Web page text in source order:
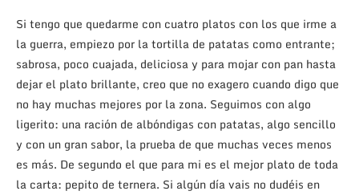
Si tengo que quedarme con cuatro platos con los que irme a
la guerra, empiezo por la tortilla de patatas como entrante;
sabrosa, poco cuajada, deliciosa y para mojar con pan hasta
dejar el plato brillante, creo que no exagero cuando digo que
no hay muchas mejores por la zona. Seguimos con algo
ligerito: una ración de albóndigas con patatas, algo sencillo
y con un gran sabor, la prueba de que muchas veces menos
es más. De segundo el que para mi es el mejor plato de toda
la carta: pepito de ternera. Si algún día vais no dudéis en